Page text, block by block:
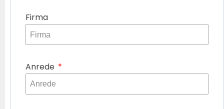
Firma
Anrede